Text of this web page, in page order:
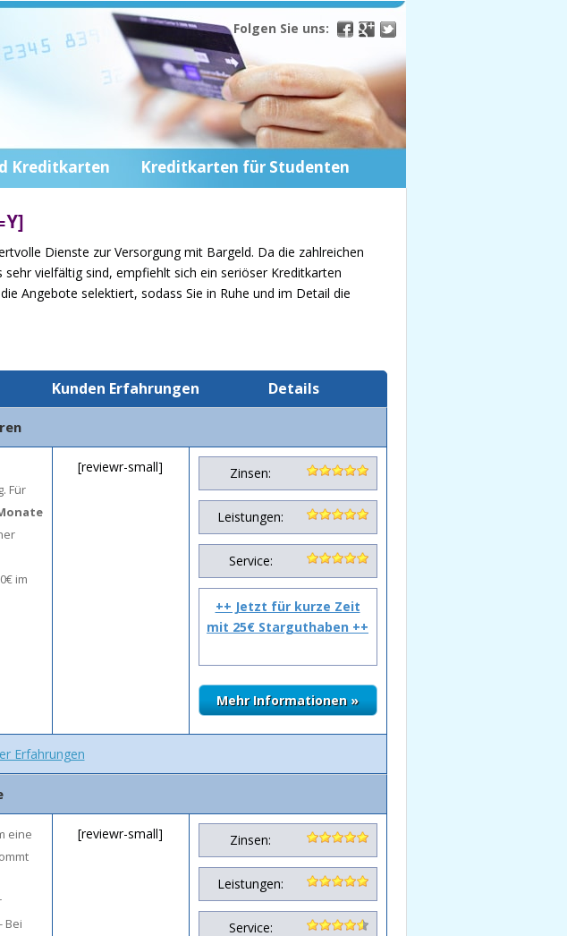
Kreditkarten Kreditkarten für Studenten
Folgen Sie uns:
Dienste zur Versorgung mit Bargeld. Da die zahlreichen
vielfältig sind, empfiehlt sich ein seriöser Kreditkarten
Angebote selektiert, sodass Sie in Ruhe und im Detail die
Kunden Erfahrungen Details
Für
im
[reviewr-small] Zinsen:
Leistungen:
Service:
++ Jetzt für kurze Zeit
mit 25€ Starguthaben ++
Erfahrungen
eine
Bei
[reviewr-small] Zinsen:
Leistungen:
Service: